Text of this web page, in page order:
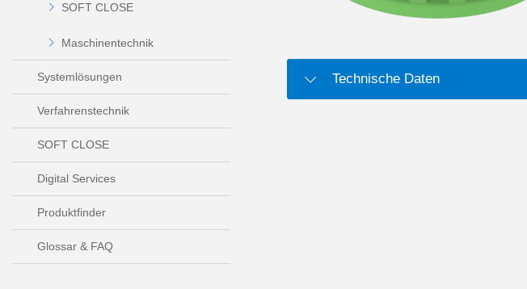
SOFT CLOSE
Maschinentechnik
Systemlösungen
Verfahrenstechnik
SOFT CLOSE
Digital Services
Produktfinder
Glossar & FAQ
Technische Daten